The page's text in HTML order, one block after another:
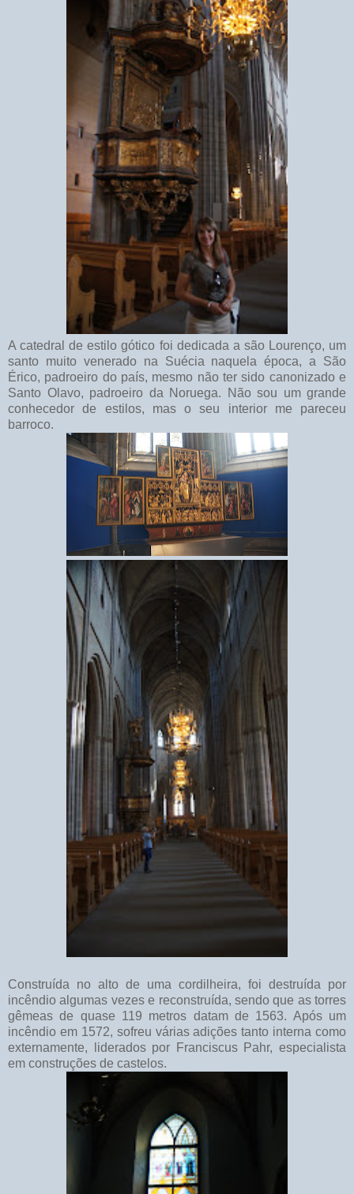
A catedral de estilo gótico foi dedicada a são Lourenço, um
santo muito venerado na Suécia naquela época, a São
Érico, padroeiro do país, mesmo não ter sido canonizado e
Santo Olavo, padroeiro da Noruega. Não sou um grande
conhecedor de estilos, mas o seu interior me pareceu
barroco.
Construída no alto de uma cordilheira, foi destruída por
incêndio algumas vezes e reconstruída, sendo que as torres
gêmeas de quase 119 metros datam de 1563. Após um
incêndio em 1572, sofreu várias adições tanto interna como
externamente, liderados por Franciscus Pahr, especialista
em construções de castelos.